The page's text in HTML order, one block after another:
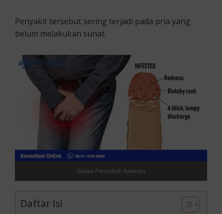
Penyakit tersebut sering terjadi pada pria yang
belum melakukan sunat.
Gejala Penyebab Balanitis
Daftar Isi